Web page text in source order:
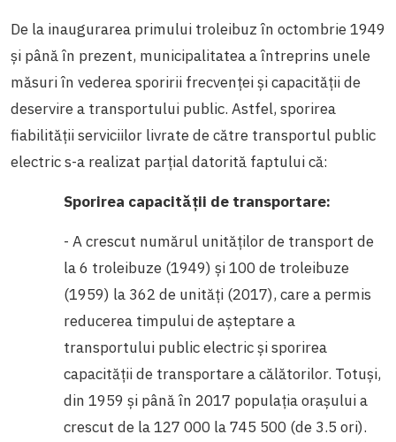
De la inaugurarea primului troleibuz în octombrie 1949
și până în prezent, municipalitatea a întreprins unele
măsuri în vederea sporirii frecvenței și capacității de
deservire a transportului public. Astfel, sporirea
fiabilității serviciilor livrate de către transportul public
electric s-a realizat parțial datorită faptului că:
Sporirea capacității de transportare:
- A crescut numărul unităților de transport de
la 6 troleibuze (1949) și 100 de troleibuze
(1959) la 362 de unități (2017), care a permis
reducerea timpului de așteptare a
transportului public electric și sporirea
capacității de transportare a călătorilor. Totuși,
din 1959 și până în 2017 populația orașului a
crescut de la 127 000 la 745 500 (de 3.5 ori).